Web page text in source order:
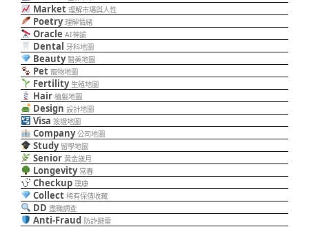
Market 理解市場與人性
Poetry 理解情緒
Oracle AI神諭
Dental 牙科地圖
Beauty 醫美地圖
Pet 寵物地圖
Fertility 生殖地圖
Hair 植髮地圖
Design 設計地圖
Visa 簽證地圖
Company 公司地圖
Study 留學地圖
Senior 黃金歲月
Longevity 常春
Checkup 璞康
Collect 稀有保值收藏
DD 盡職調查
Anti-Fraud 防詐避雷